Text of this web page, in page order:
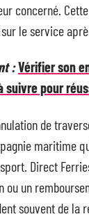
concerné.
le service
:Vérifier son
suivre pour
de
maritime
Direct
ou un
souvent de la